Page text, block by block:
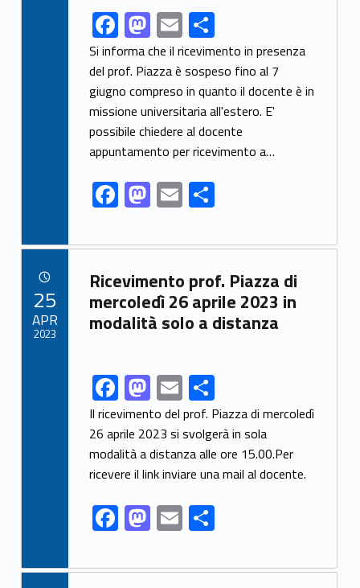
Link identifier share facebook archive #share-link-archive-7887F
ac
e
b
o
o
k
M
as
to
d
o
n
E
m
ai
l
S
h
ar
e
Si informa che il ricevimento in presenza
del prof. Piazza è sospeso fino al 7
giugno compreso in quanto il docente è in
missione universitaria all'estero. E'
possibile chiedere al docente
appuntamento per ricevimento a…
F
ac
e
b
o
o
M
as
to
d
o
n
E
m
ai
l
S
ar
e
Link identifier archive #link-archive-63129
Ricevimento prof. Piazza di
mercoledì 26 aprile 2023 in
modalità solo a distanza
Link identifier share facebook archive #share-link-archive-12151F
ac
e
b
o
o
k
M
as
to
d
o
n
E
m
ai
l
S
h
ar
e
Il ricevimento del prof. Piazza di mercoledì
26 aprile 2023 si svolgerà in sola
modalità a distanza alle ore 15.00.Per
ricevere il link inviare una mail al docente.
F
ac
e
M
as
to
E
m
ai
S
ar
25
APR
2023